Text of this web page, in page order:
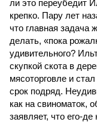
ли это переубедит
крепко. Пару лет
что главная задача
делать, «пока
удивительного?
скупкой скота в
мясоторговле и
срок подряд.
как на свиноматок,
заявляет, что его-